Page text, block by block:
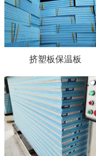
挤塑板保温板